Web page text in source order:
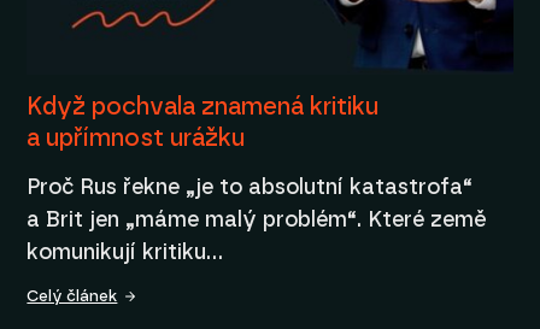
Když pochvala znamená kritiku
a upřímnost urážku
Proč Rus řekne „je to absolutní katastrofa“
a Brit jen „máme malý problém“. Které země
komunikují kritiku…
Celý článek